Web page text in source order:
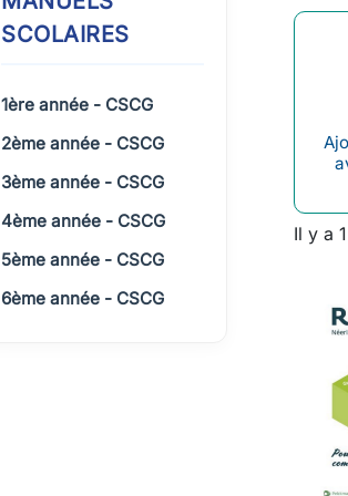
SCOLAIRES
1ère année - CSCG
2ème année - CSCG
3ème année - CSCG
4ème année - CSCG
5ème année - CSCG
6ème année - CSCG
Il y a